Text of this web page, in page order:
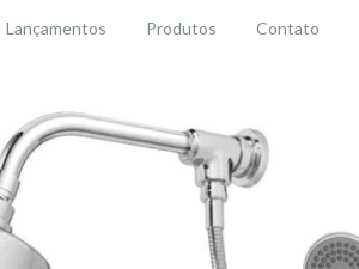
Lançamentos Produtos Contato